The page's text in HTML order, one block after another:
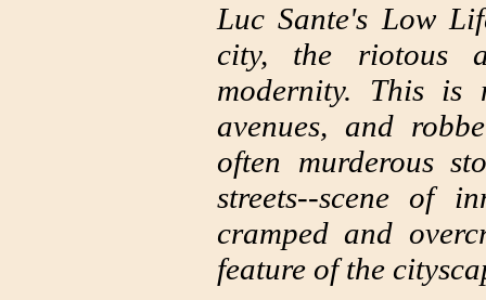
Luc Sante's Low
city, the riotous
modernity. This is
avenues, and
often murderous
streets--scene of
cramped and
feature of the